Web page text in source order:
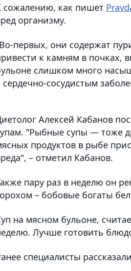
сожалению, как пишет
организму.
первых, они содержат
к камням в почках,
слишком много
сердечно-сосудистым
Алексей Кабанов
"Рыбные супы — тоже
продуктов в рыбе
– отметил Кабанов.
пару раз в неделю он
– бобовые богаты
на мясном бульоне,
Лучше готовить
специалисты